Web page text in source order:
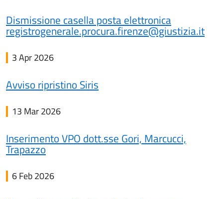
Dismissione casella posta elettronica
registrogenerale.procura.firenze@giustizia.it
3 Apr 2026
Avviso ripristino Siris
13 Mar 2026
Inserimento VPO dott.sse Gori, Marcucci,
Trapazzo
6 Feb 2026